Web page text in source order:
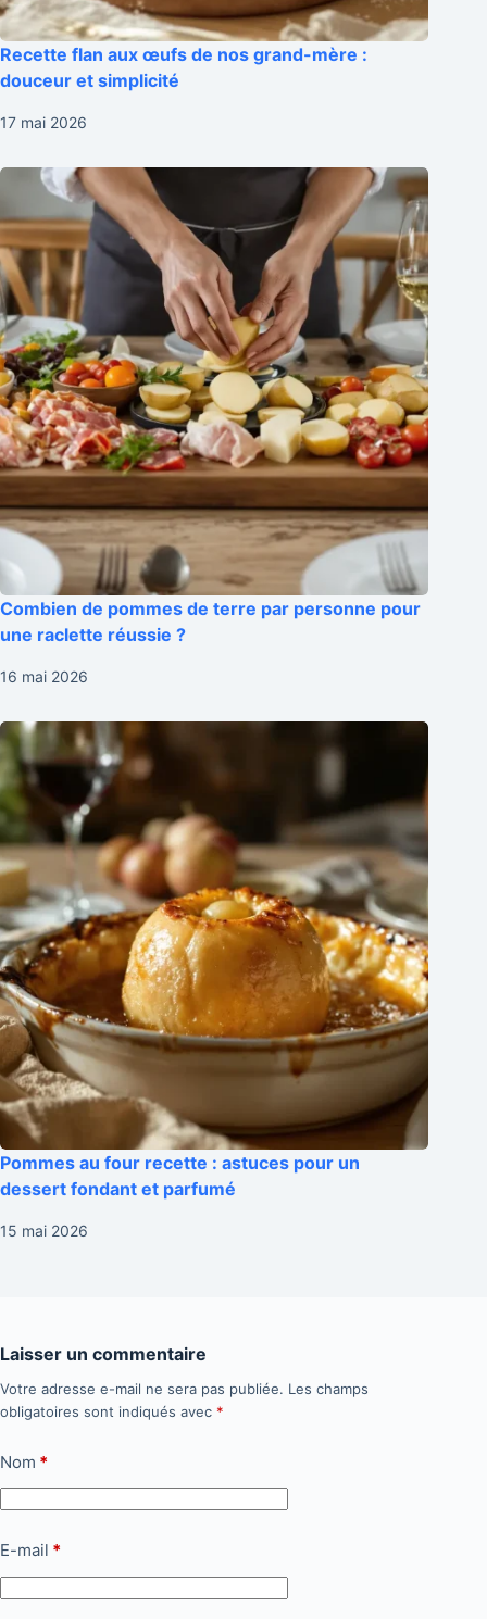
Recette flan aux œufs de nos grand-mère :
douceur et simplicité
17 mai 2026
Combien de pommes de terre par personne pour
une raclette réussie ?
16 mai 2026
Pommes au four recette : astuces pour un
dessert fondant et parfumé
15 mai 2026
Laisser un commentaire
Votre adresse e-mail ne sera pas publiée. Les champs
obligatoires sont indiqués avec *
Nom *
E-mail *